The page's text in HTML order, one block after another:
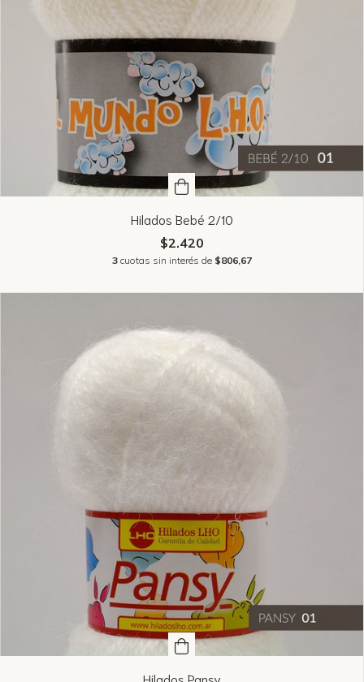
Hilados Bebé 2/10
$2.420
3 cuotas sin interés de $806,67
Hilados Pansy